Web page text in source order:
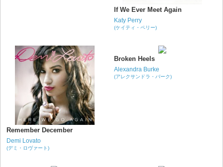
If We Ever Meet Again
Katy Perry
(ケイティ・ペリー)
Remember December
Demi Lovato
(デミ・ロヴァート)
Broken Heels
Alexandra Burke
(アレクサンドラ・バーク)